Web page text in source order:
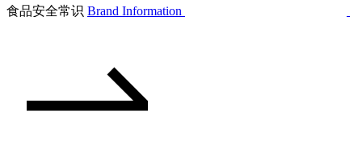
食品安全常识 Brand Information